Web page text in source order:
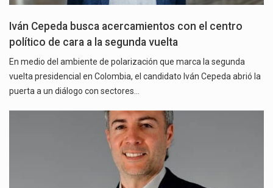
Iván Cepeda busca acercamientos con el centro
político de cara a la segunda vuelta
En medio del ambiente de polarización que marca la segunda
vuelta presidencial en Colombia, el candidato Iván Cepeda abrió la
puerta a un diálogo con sectores…